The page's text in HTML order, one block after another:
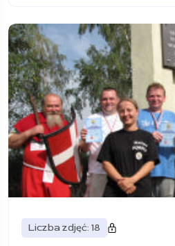
Liczba zdjęć: 18